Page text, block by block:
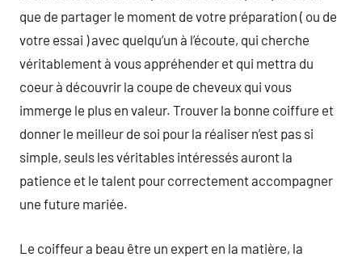
que de partager le moment de votre préparation ( ou de
votre essai ) avec quelqu’un à l’écoute, qui cherche
véritablement à vous appréhender et qui mettra du
coeur à découvrir la coupe de cheveux qui vous
immerge le plus en valeur. Trouver la bonne coiffure et
donner le meilleur de soi pour la réaliser n’est pas si
simple, seuls les véritables intéressés auront la
patience et le talent pour correctement accompagner
une future mariée.
Le coiffeur a beau être un expert en la matière, la